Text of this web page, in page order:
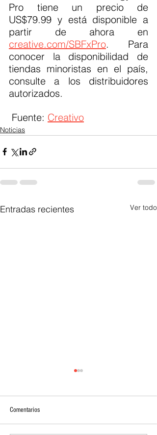
Pro tiene un precio de
US$79.99 y está disponible a
creative.com/SBFxPro. Para
conocer la disponibilidad de
tiendas minoristas en el país,
consulte a los distribuidores
autorizados.
Fuente: Creativo
Noticias
Entradas recientes Ver todo
Comentarios